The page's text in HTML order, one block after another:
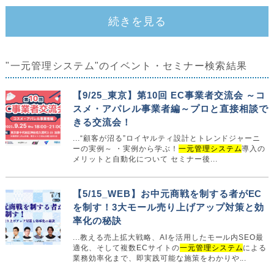
続きを見る
"一元管理システム"のイベント・セミナー検索結果
【9/25_東京】第10回 EC事業者交流会 ～コ
スメ・アパレル事業者編～プロと直接相談で
きる交流会！
...“顧客が沼る”ロイヤルティ設計とトレンドジャーニ
ーの実例～ ・実例から学ぶ！ 一元管理システム導入の
メリットと自動化について セミナー後...
【5/15_WEB】お中元商戦を制する者がEC
を制す！3大モール売り上げアップ対策と効
率化の秘訣
...教える売上拡大戦略、AIを活用したモール内SEO最
適化、そして複数ECサイトの一元管理システムによる
業務効率化まで、即実践可能な施策をわかりや...